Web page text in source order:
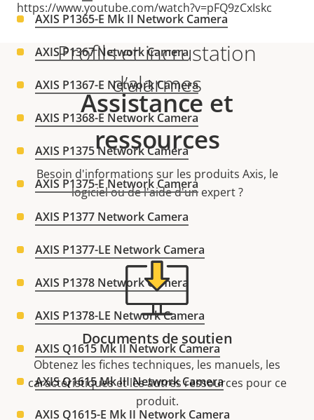
https://www.youtube.com/watch?v=pFQ9zCxIskc
Profils et incrustation
d’alarmes
AXIS P1365-E Mk II Network Camera
AXIS P1367 Network Camera
AXIS P1367-E Network Camera
AXIS P1368-E Network Camera
AXIS P1375 Network Camera
AXIS P1375-E Network Camera
AXIS P1377 Network Camera
AXIS P1377-LE Network Camera
AXIS P1378 Network Camera
AXIS P1378-LE Network Camera
AXIS Q1615 Mk II Network Camera
AXIS Q1615 Mk III Network Camera
AXIS Q1615-E Mk II Network Camera
Assistance et
ressources
Besoin d'informations sur les produits Axis, le
logiciel ou de l'aide d'un expert ?
Documents de soutien
Obtenez les fiches techniques, les manuels, les
caractéristiques et les autres ressources pour ce
produit.